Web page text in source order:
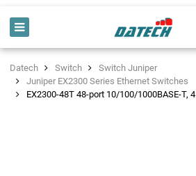
Datech Switch
Switch Juniper
Juniper EX2300 Series Ethernet Switches
EX2300-48T 48-port 10/100/1000BASE-T,